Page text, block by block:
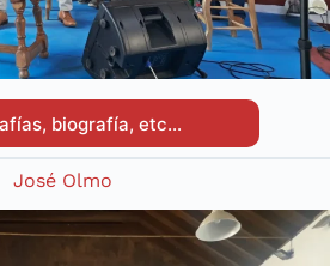
biografía, etc…
José Olmo